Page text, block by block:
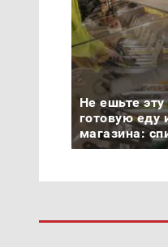
Не ешьте эту
готовую еду
магазина: